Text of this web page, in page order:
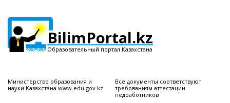
BilimPortal.kz
Образовательный портал Казахстана
Министерство образования и
науки Казахстана www.edu.gov.kz
Все документы соответствуют
требованиям аттестации
педработников